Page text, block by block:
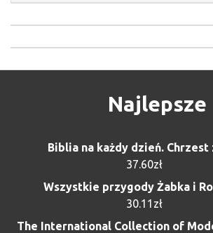
Najlepsze
Biblia na każdy dzień. Chrzest
37.60zł
Wszystkie przygody Żabka i
30.11 zł
The International Collection of